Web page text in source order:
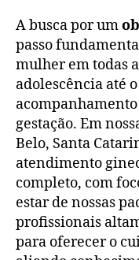
A busca por um
passo
mulher em todas
adolescência até
gestação. Em
Belo, Santa
atendimento
completo, com
estar de nossas
profissionais
para oferecer o